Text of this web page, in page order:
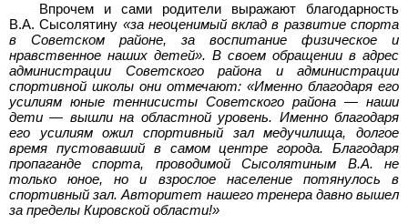
Впрочем и сами родители выражают благодарность
В.А. Сысолятину «за неоценимый вклад в развитие спорта
в Советском районе, за воспитание физическое и
нравственное наших детей». В своем обращении в адрес
администрации Советского района и администрации
спортивной школы они отмечают: «Именно благодаря его
усилиям юные теннисисты Советского района — наши
дети — вышли на областной уровень. Именно благодаря
его усилиям ожил спортивный зал медучилища, долгое
время пустовавший в самом центре города. Благодаря
пропаганде спорта, проводимой Сысолятиным В.А. не
только юное, но и взрослое население потянулось в
спортивный зал. Авторитет нашего тренера давно вышел
за пределы Кировской области!»